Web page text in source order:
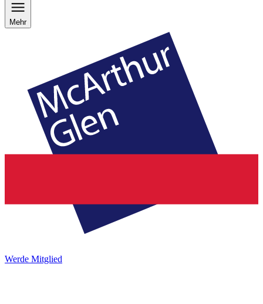
Mehr
Werde Mitglied